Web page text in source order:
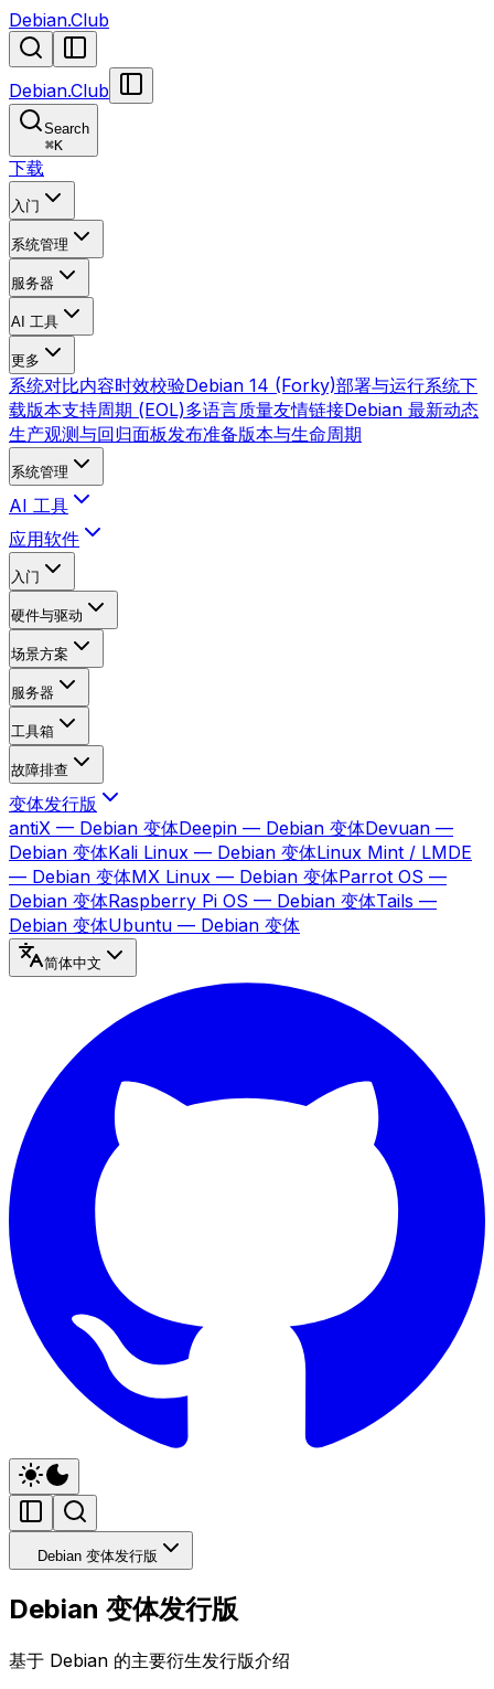
Debian.Club
Debian.Club
Search
⌘K
下载
入门
系统管理
服务器
AI 工具
更多
系统对比内容时效校验Debian 14 (Forky)部署与运行系统下
载版本支持周期 (EOL)多语言质量友情链接Debian 最新动态
生产观测与回归面板发布准备版本与生命周期
系统管理
AI 工具
应用软件
入门
硬件与驱动
场景方案
服务器
工具箱
故障排查
变体发行版
antiX — Debian 变体Deepin — Debian 变体Devuan —
Debian 变体Kali Linux — Debian 变体Linux Mint / LMDE
— Debian 变体MX Linux — Debian 变体Parrot OS —
Debian 变体Raspberry Pi OS — Debian 变体Tails —
Debian 变体Ubuntu — Debian 变体
简体中文
Debian 变体发行版
Debian 变体发行版
基于 Debian 的主要衍生发行版介绍